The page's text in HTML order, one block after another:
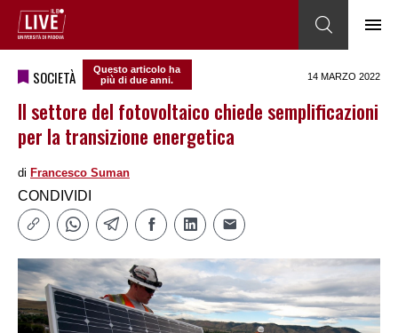
SOCIETÀ
Questo articolo ha
più di due anni.
14 MARZO 2022
Il settore del fotovoltaico chiede semplificazioni
per la transizione energetica
di Francesco Suman
CONDIVIDI